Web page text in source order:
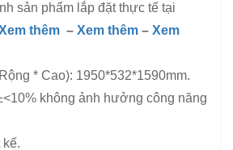
sản phẩm lắp đặt thực tế tại
thêm – Xem thêm – Xem
* Cao): 1950*532*1590mm.
không ảnh hưởng công năng
kế.